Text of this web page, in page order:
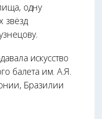
одну
звёзд
искусство
балета им. А.Я.
Бразилии